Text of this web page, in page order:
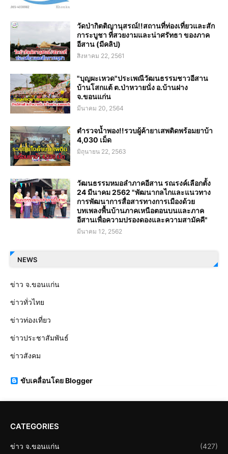
วัดป่ากิตติญานุสรณ์!!สถานที่ท่องเที่ยวและสัก
การะบูชา ที่สวยงามและน่าศรัทธา ของภาค
อีสาน (มีคลิป)
สิงหาคม 22, 2561
"บุญผะเหวด"ประเพณีวัฒนธรรมชาวอีสาน
บ้านโสกแต้ ต.ป่าหวายนั่ง อ.บ้านฝาง
จ.ขอนแก่น
มีนาคม 20, 2564
ตำรวจน้ำพอง!!รวบผู้ค้ายาเสพติดพร้อมยาบ้า
4,030 เม็ด
มิถุนายน 22, 2563
วัฒนธรรมหมอลำภาคอีสาน รณรงค์เลือกตั้ง
24 มีนาคม 2562 "พัฒนากลไกและแนวทาง
การพัฒนาการสื่อสารทางการเมืองด้วย
บทเพลงพื้นบ้านภาคเหนือตอนบนและภาค
อีสานเพื่อความปรองดองและความสามัคคี"
มีนาคม 12, 2562
NEWS
ข่าว จ.ขอนแก่น
ข่าวทั่วไทย
ข่าวท่องเที่ยว
ข่าวประชาสัมพันธ์
ข่าวสังคม
ขับเคลื่อนโดย Blogger
CATEGORIES
ข่าว จ.ขอนแก่น (427)